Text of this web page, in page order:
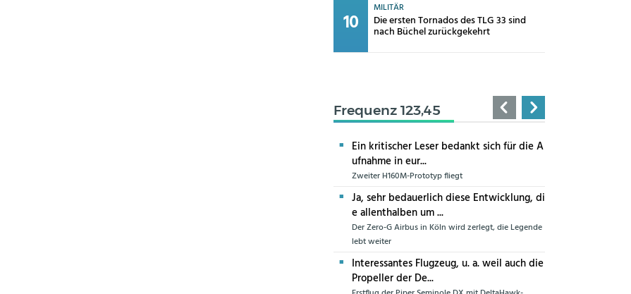
MILITÄR
Die ersten Tornados des TLG 33 sind
nach Büchel zurückgekehrt
Frequenz 123,45
Ein kritischer Leser bedankt sich für die A
ufnahme in eur...
Zweiter H160M-Prototyp fliegt
Ja, sehr bedauerlich diese Entwicklung, di
e allenthalben um ...
Der Zero-G Airbus in Köln wird zerlegt, die Legende
lebt weiter
Interessantes Flugzeug, u. a. weil auch die
Propeller der De...